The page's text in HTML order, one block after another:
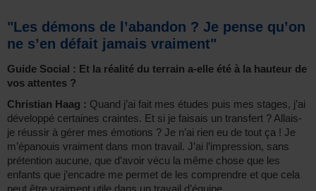
"Les démons de l’abandon ? Je pense qu’on
ne s’en défait jamais vraiment"
Guide Social : Et la réalité du terrain a-elle été à la hauteur de
vos attentes ?
Christian Haag : Quand j’ai fait mes études puis mes stages, j’ai
développé certaines craintes. Et si je faisais un transfert ? Allais-
je réussir à gérer mes émotions ? Je n’ai rien eu de tout ça ! Je
m’épanouis vraiment dans mon travail. J’ai l’impression, sans
prétention aucune, que d’avoir vécu la même chose que les
enfants que j’encadre me permet de les comprendre et que cela